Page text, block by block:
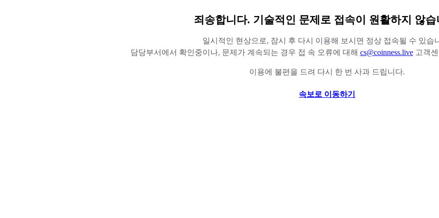
죄송합니다. 기술적인 문제로 접속이 원활하지 않습
일시적인 현상으로, 잠시 후 다시 이용해 보시면 정상 접속될 수 있습
담당부서에서 확인중이나, 문제가 계속되는 경우 접 속 오류에 대해 cs@coinness.live 고객
이용에 불편을 드려 다시 한 번 사과 드립니다.
속보로 이동하기